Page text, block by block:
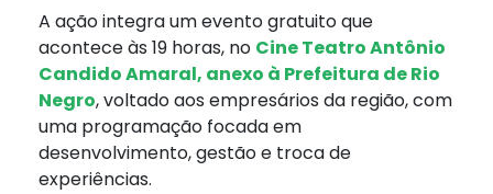
A ação integra um evento gratuito que
acontece às 19 horas, no Cine Teatro Antônio
Candido Amaral, anexo à Prefeitura de Rio
Negro, voltado aos empresários da região, com
uma programação focada em
desenvolvimento, gestão e troca de
experiências.